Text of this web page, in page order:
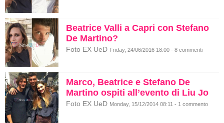
Beatrice Valli a Capri con Stefano
De Martino?
Foto EX UeD Friday, 24/06/2016 18:00 - 8 commenti
Marco, Beatrice e Stefano De
Martino ospiti all’evento di Liu Jo
Foto EX UeD Monday, 15/12/2014 08:11 - 1 commento